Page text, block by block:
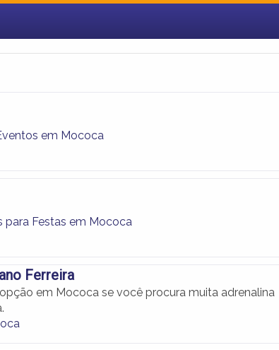
em Mococa
para Festas em Mococa
Ferreira
em Mococa se você procura muita adrenalina